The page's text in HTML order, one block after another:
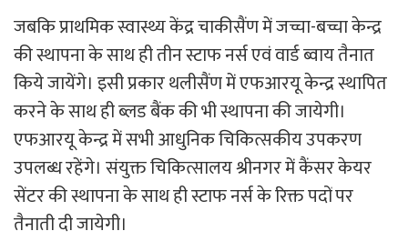
जबकि प्राथमिक स्वास्थ्य केंद्र चाकीसैंण में जच्चा-बच्चा केन्द्र
की स्थापना के साथ ही तीन स्टाफ नर्स एवं वार्ड ब्वाय तैनात
किये जायेंगे। इसी प्रकार थलीसैंण में एफआरयू केन्द्र स्थापित
करने के साथ ही ब्लड बैंक की भी स्थापना की जायेगी।
एफआरयू केन्द्र में सभी आधुनिक चिकित्सकीय उपकरण
उपलब्ध रहेंगे। संयुक्त चिकित्सालय श्रीनगर में कैंसर केयर
सेंटर की स्थापना के साथ ही स्टाफ नर्स के रिक्त पदों पर
तैनाती दी जायेगी।